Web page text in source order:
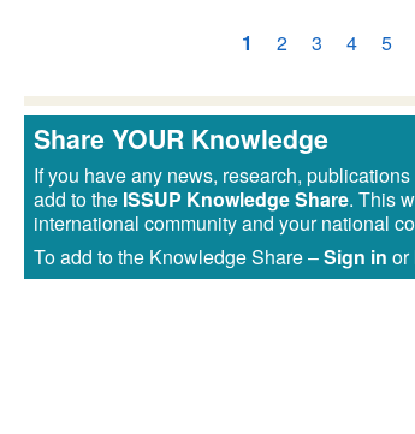
Página
1 Página
2 Página
3 Página
4 5
Share YOUR Knowledge
If you have any news, research,
add to the ISSUP Knowledge Share. This
international community and your national
To add to the Knowledge Share –Sign in or